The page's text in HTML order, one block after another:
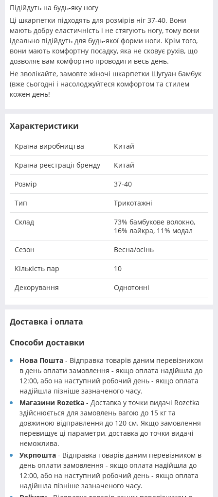
Підійдуть на будь-яку ногу
Ці шкарпетки підходять для розмірів ніг 37-40. Вони
мають добру еластичність і не стягують ногу, тому вони
ідеально підійдуть для будь-якої форми ноги. Крім того,
вони мають комфортну посадку, яка не сковує рухів, що
дозволяє вам комфортно проводити весь день.
Не зволікайте, замовте жіночі шкарпетки Шугуан бамбук
(вже сьогодні і насолоджуйтеся комфортом та стилем
кожен день!
Характеристики
Країна виробництва Китай
Країна реєстрації бренду Китай
Розмір 37-40
Тип Трикотажні
Склад
73% бамбукове волокно,
16% лайкра, 11% модал
Сезон Весна/осінь
Кількість пар 10
Декорування Однотонні
Доставка і оплата
Способи доставки
Нова Пошта - Відправка товарів даним перевізником
в день оплати замовлення - якщо оплата надійшла до
12:00, або на наступний робочий день - якщо оплата
надійшла пізніше зазначеного часу.
Магазини Rozetka - Доставка у точки видачі Rozetka
здійснюється для замовлень вагою до 15 кг та
довжиною відправлення до 120 см. Якщо замовлення
перевищує ці параметри, доставка до точки видачі
неможлива.
Укрпошта - Відправка товарів даним перевізником в
день оплати замовлення - якщо оплата надійшла до
12:00, або на наступний робочий день - якщо оплата
надійшла пізніше зазначеного часу.